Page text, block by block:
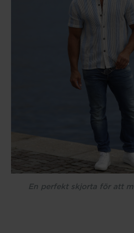
En perfekt skjorta för att